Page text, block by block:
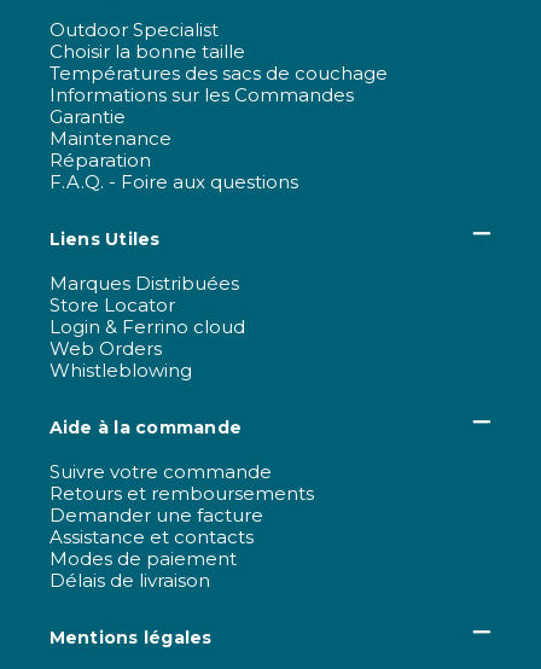
Outdoor Specialist
Choisir la bonne taille
Températures des sacs de couchage
Informations sur les Commandes
Garantie
Maintenance
Réparation
F.A.Q. - Foire aux questions
Liens Utiles
Marques Distribuées
Store Locator
Login & Ferrino cloud
Web Orders
Whistleblowing
Aide à la commande
Suivre votre commande
Retours et remboursements
Demander une facture
Assistance et contacts
Modes de paiement
Délais de livraison
Mentions légales